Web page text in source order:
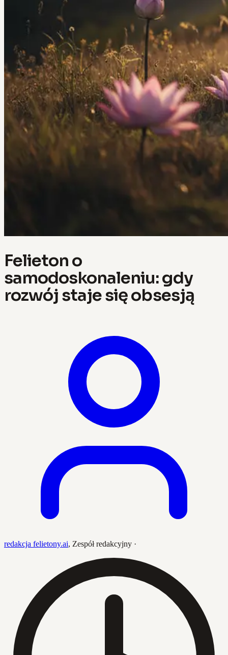
Felieton o
samodoskonaleniu: gdy
rozwój staje się obsesją
redakcja felietony.ai, Zespół redakcyjny ·